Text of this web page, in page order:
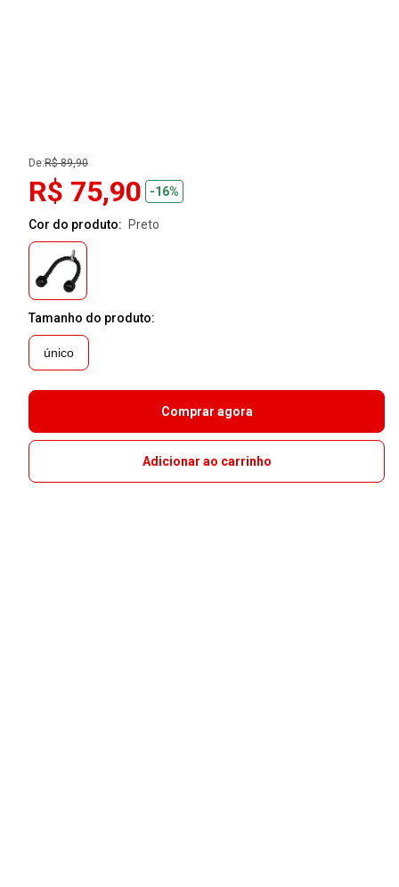
De:R$ 89,90
R$ 75,90 -16%
Cor do produto: preto
Tamanho do produto:
único
Comprar agora
Adicionar ao carrinho